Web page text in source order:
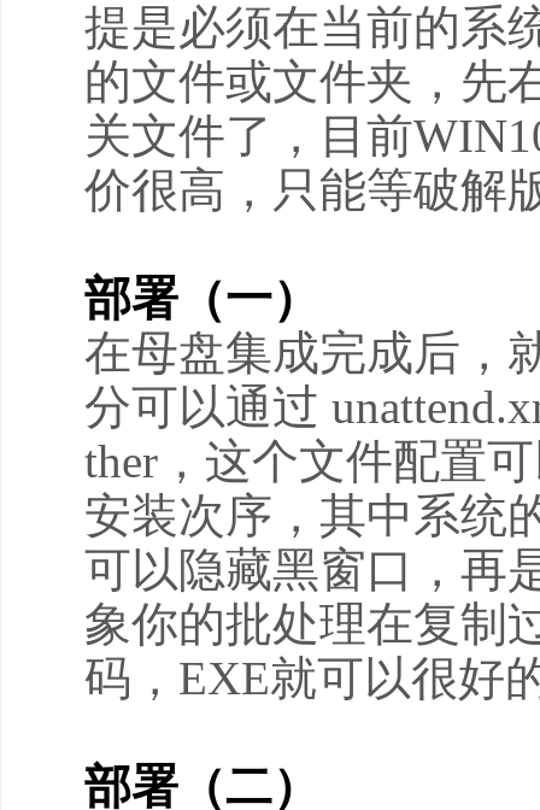
提是必须在当前的系
的文件或文件夹，先
关文件了，目前
价很高，只能等破解
部署（一）
在母盘集成完成后，
分可以通过
ther，这个文件配置
安装次序，其中系统
可以隐藏黑窗口，再
象你的批处理在复制
码，EXE就可以很好
部署（二）